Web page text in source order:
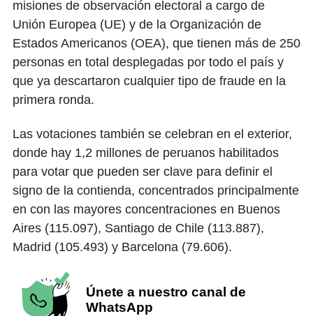
misiones de observación electoral a cargo de
Unión Europea (UE) y de la Organización de
Estados Americanos (OEA), que tienen más de 250
personas en total desplegadas por todo el país y
que ya descartaron cualquier tipo de fraude en la
primera ronda.
Las votaciones también se celebran en el exterior,
donde hay 1,2 millones de peruanos habilitados
para votar que pueden ser clave para definir el
signo de la contienda, concentrados principalmente
en con las mayores concentraciones en Buenos
Aires (115.097), Santiago de Chile (113.887),
Madrid (105.493) y Barcelona (79.606).
Únete a nuestro canal de
WhatsApp